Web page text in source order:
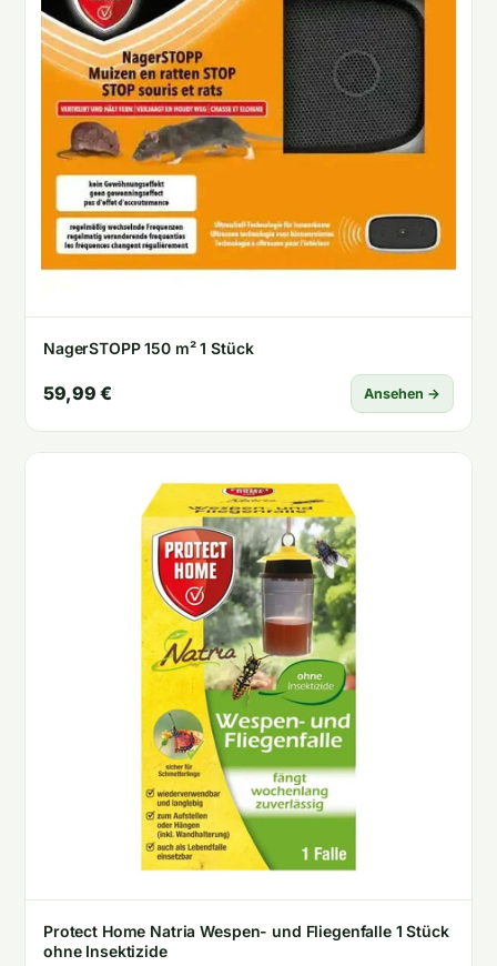
NagerSTOPP 150 m² 1 Stück
59,99 € Ansehen →
Protect Home Natria Wespen- und Fliegenfalle 1 Stück
ohne Insektizide